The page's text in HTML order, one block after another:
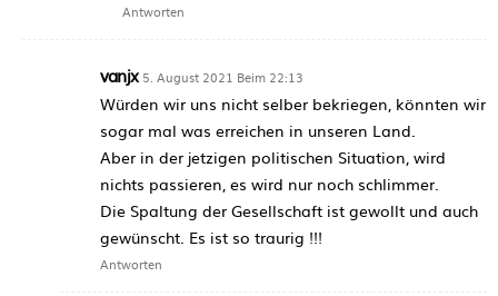
Antworten
vanjx 5. August 2021 Beim 22:13
Würden wir uns nicht selber bekriegen, könnten wir
sogar mal was erreichen in unseren Land.
Aber in der jetzigen politischen Situation, wird
nichts passieren, es wird nur noch schlimmer.
Die Spaltung der Gesellschaft ist gewollt und auch
gewünscht. Es ist so traurig !!!
Antworten